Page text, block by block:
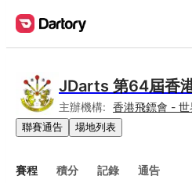
JDarts 第64屆香
主辦機構: 香港飛鏢會 -
聯賽通告 場地列表
賽程 積分 記錄 通告